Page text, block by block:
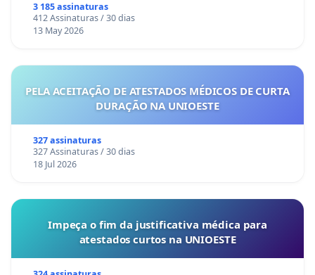
3 185 assinaturas
412 Assinaturas / 30 dias
13 May 2026
PELA ACEITAÇÃO DE ATESTADOS MÉDICOS DE CURTA
DURAÇÃO NA UNIOESTE
327 assinaturas
327 Assinaturas / 30 dias
18 Jul 2026
Impeça o fim da justificativa médica para
atestados curtos na UNIOESTE